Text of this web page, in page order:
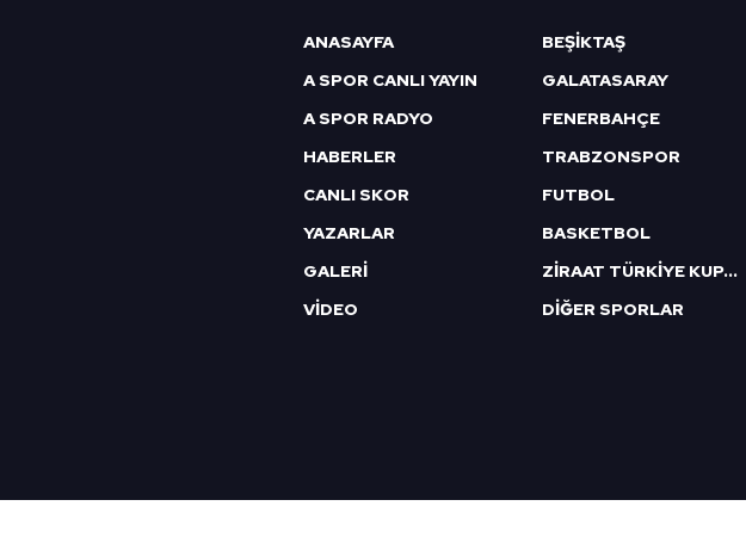
ANASAYFA
A SPOR CANLI YAYIN
A SPOR RADYO
HABERLER
CANLI SKOR
YAZARLAR
GALERİ
VİDEO
BEŞİKTAŞ
GALATASARAY
FENERBAHÇE
TRABZONSPOR
FUTBOL
BASKETBOL
ZİRAAT TÜRKİYE KUPASI
DİĞER SPORLAR